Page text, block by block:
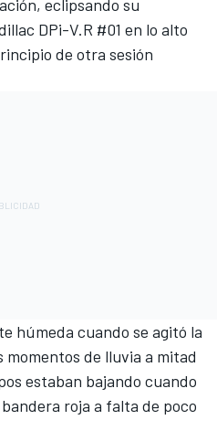
eclipsando su
DPi-V.R #01 en lo alto
de otra sesión
húmeda cuando se agitó la
de lluvia a mitad
estaban bajando cuando
roja a falta de poco